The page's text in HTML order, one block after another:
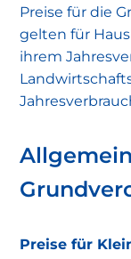
Preise für die
gelten für
ihrem
Preise für